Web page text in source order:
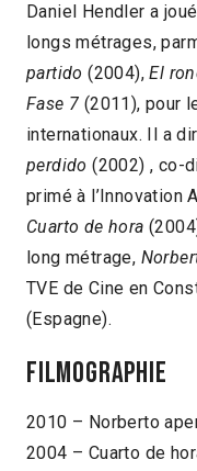
Daniel Hendler a
longs métrages,
partido (2004), El
Fase 7 (2011), pour
internationaux. Il a
perdido (2002) , co-
primé à l’Innovation
Cuarto de hora
long métrage,
TVE de Cine en
(Espagne).
Filmographie
2010 – Norberto
2004 – Cuarto de